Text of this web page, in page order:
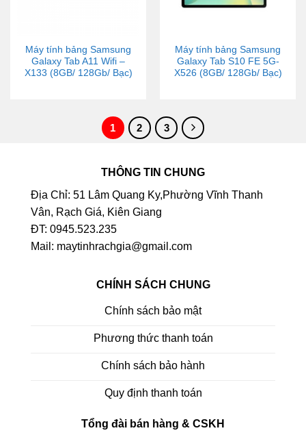
Máy tính bảng Samsung
Galaxy Tab A11 Wifi –
X133 (8GB/ 128Gb/ Bạc)
Máy tính bảng Samsung
Galaxy Tab S10 FE 5G-
X526 (8GB/ 128Gb/ Bạc)
1 2 3
THÔNG TIN CHUNG
Địa Chỉ: 51 Lâm Quang Ky,Phường Vĩnh Thanh
Vân, Rạch Giá, Kiên Giang
ĐT: 0945.523.235
Mail: maytinhrachgia@gmail.com
CHÍNH SÁCH CHUNG
Chính sách bảo mật
Phương thức thanh toán
Chính sách bảo hành
Quy định thanh toán
Tổng đài bán hàng & CSKH